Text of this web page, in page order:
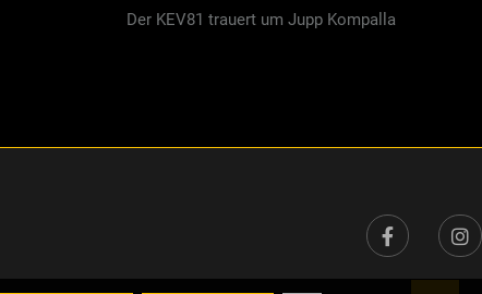
Der KEV81 trauert um Jupp Kompalla